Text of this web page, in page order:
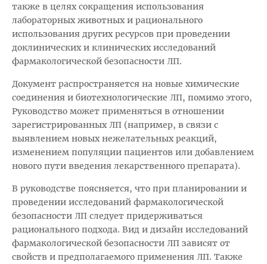
также в целях сокращения использования
лабораторных животных и рационального
использования других ресурсов при проведении
доклинических и клинических исследований
фармакологической безопасности ЛП.
Документ распространяется на новые химические
соединения и биотехнологические ЛП, помимо этого,
Руководство может применяться в отношении
зарегистрированных ЛП (например, в связи с
выявлением новых нежелательных реакций,
изменением популяции пациентов или добавлением
нового пути введения лекарственного препарата).
В руководстве поясняется, что при планировании и
проведении исследований фармакологической
безопасности ЛП следует придерживаться
рационального подхода. Вид и дизайн исследований
фармакологической безопасности ЛП зависят от
свойств и предполагаемого применения ЛП. Также